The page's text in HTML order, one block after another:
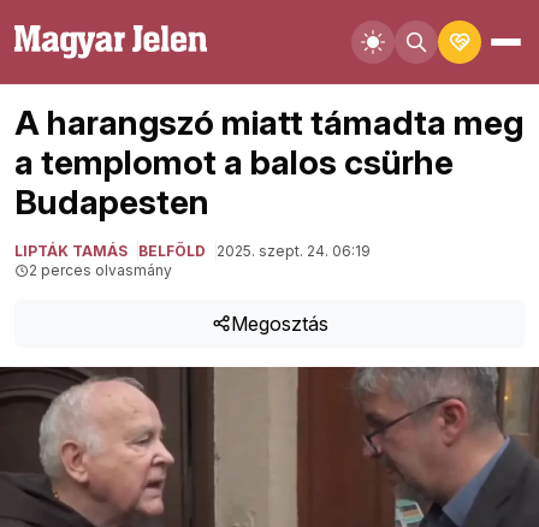
A harangszó miatt támadta meg
a templomot a balos csürhe
Budapesten
LIPTÁK TAMÁS BELFÖLD
2025. szept. 24. 06:19
2 perces olvasmány
Megosztás